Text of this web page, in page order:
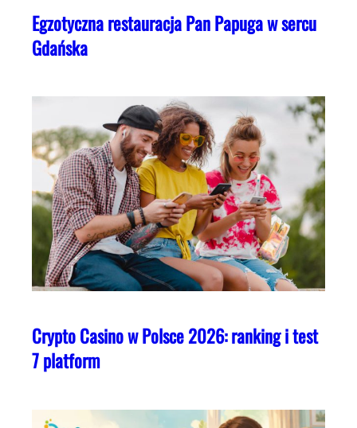
Egzotyczna restauracja Pan Papuga w sercu
Gdańska
Crypto Casino w Polsce 2026: ranking i test
7 platform